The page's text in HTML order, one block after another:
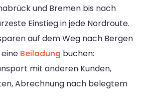
und Bremen bis nach
Einstieg in jede Nordroute.
auf dem Weg nach Bergen
Beiladung buchen:
mit anderen Kunden,
Abrechnung nach belegtem